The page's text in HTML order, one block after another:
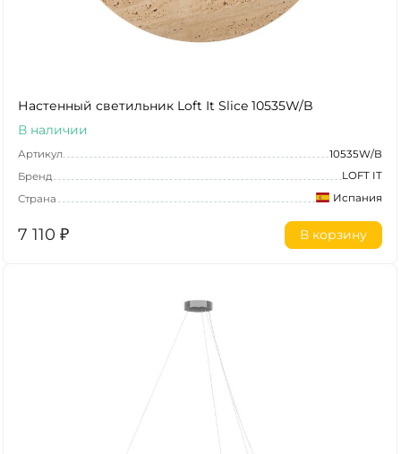
Настенный светильник Loft It Slice 10535W/B
В наличии
Артикул
10535W/B
Бренд
LOFT IT
Страна
Испания
7 110 ₽ В корзину